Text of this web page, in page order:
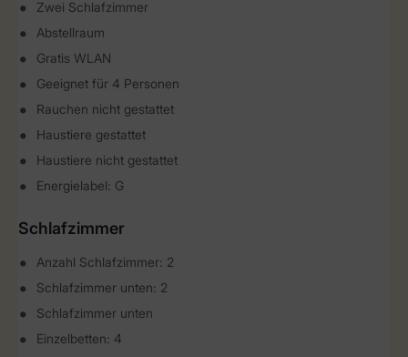
Zwei Schlafzimmer
Abstellraum
Gratis WLAN
Geeignet für 4 Personen
Rauchen nicht gestattet
Haustiere gestattet
Haustiere nicht gestattet
Energielabel: G
Schlafzimmer
Anzahl Schlafzimmer: 2
Schlafzimmer unten: 2
Schlafzimmer unten
Einzelbetten: 4